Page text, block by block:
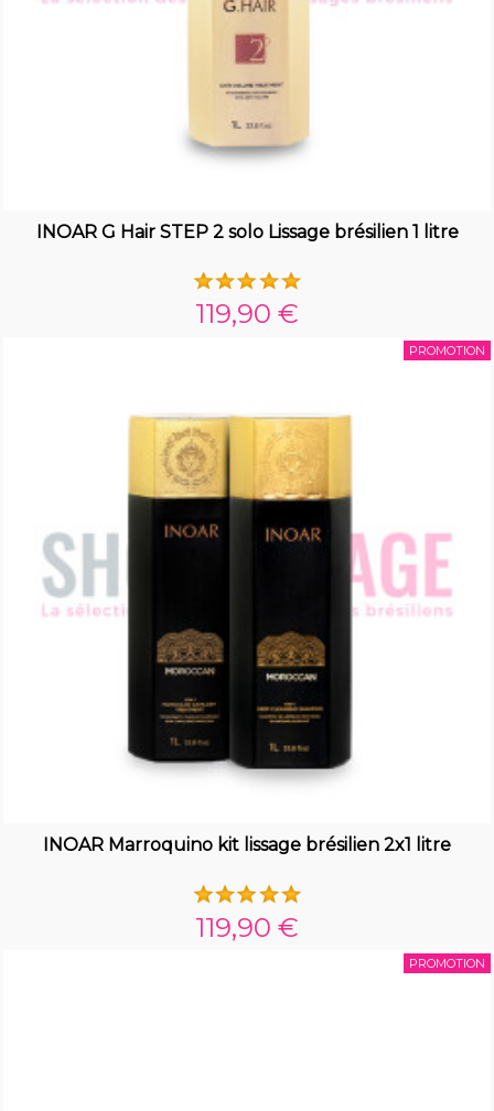
INOAR G Hair STEP 2 solo Lissage brésilien 1 litre
119,90 €
PROMOTION
INOAR Marroquino kit lissage brésilien 2x1 litre
119,90 €
PROMOTION